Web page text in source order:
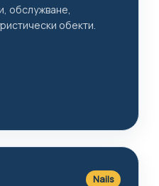
обслужване,
обекти.
Nails